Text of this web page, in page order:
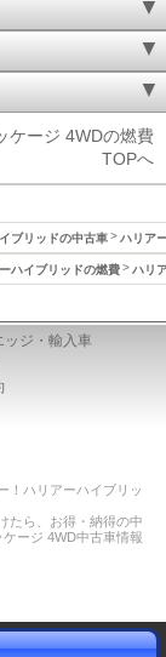
ケージ 4WDの燃費
TOPへ
ブリッドの中古車 ハリア
ハイブリッドの燃費 ハリ
ッジ・輸入車
！ハリアーハイブリッ
たら、お得・納得の中
ージ 4WD中古車情報